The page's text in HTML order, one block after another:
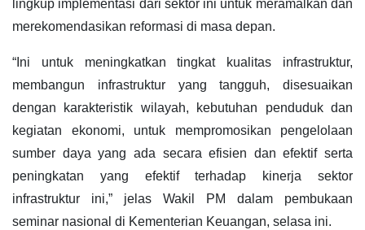
lingkup implementasi dari sektor ini untuk meramalkan dan
merekomendasikan reformasi di masa depan.
“Ini untuk meningkatkan tingkat kualitas infrastruktur,
membangun infrastruktur yang tangguh, disesuaikan
dengan karakteristik wilayah, kebutuhan penduduk dan
kegiatan ekonomi, untuk mempromosikan pengelolaan
sumber daya yang ada secara efisien dan efektif serta
peningkatan yang efektif terhadap kinerja sektor
infrastruktur ini,” jelas Wakil PM dalam pembukaan
seminar nasional di Kementerian Keuangan, selasa ini.